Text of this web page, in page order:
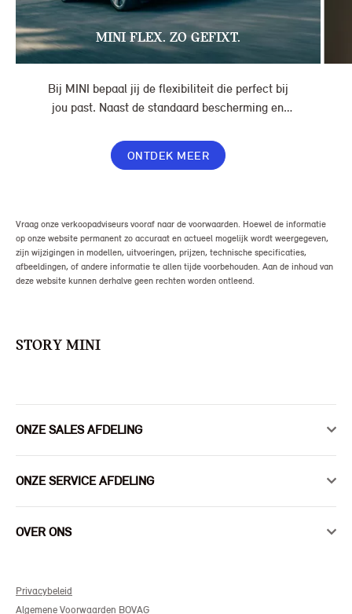
MINI FLEX. ZO GEFIXT.
Bij MINI bepaal jij de flexibiliteit die perfect bij
jou past. Naast de standaard bescherming en
lease nog meer flexibiliteit met Switch of Flex
Premium.
ONTDEK MEER
Vraag onze verkoopadviseurs vooraf naar de voorwaarden. Hoewel de informatie
op onze website permanent zo accuraat en actueel mogelijk wordt weergegeven,
zijn wijzigingen in modellen, uitvoeringen, prijzen, technische specificaties,
afbeeldingen, of andere informatie te allen tijde voorbehouden. Aan de inhoud van
deze website kunnen derhalve geen rechten worden ontleend.
STORY MINI
ONZE SALES AFDELING
ONZE SERVICE AFDELING
OVER ONS
Privacybeleid
Algemene Voorwaarden BOVAG